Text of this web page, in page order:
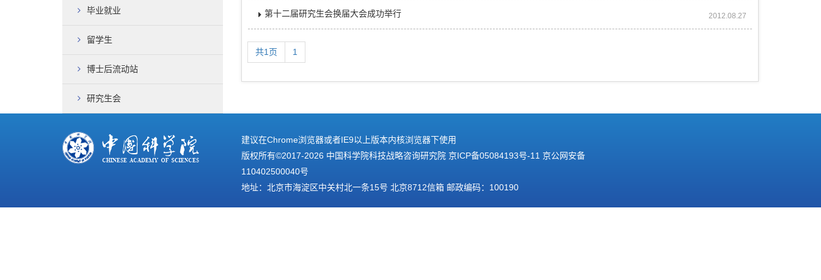
毕业就业
留学生
博士后流动站
研究生会
第十二届研究生会换届大会成功举行 2012.08.27
共1页 1
建议在Chrome浏览器或者IE9以上版本内核浏览器下使用
版权所有©2017-2026 中国科学院科技战略咨询研究院 京ICP备05084193号-11 京公网安备
110402500040号
地址：北京市海淀区中关村北一条15号 北京8712信箱 邮政编码：100190